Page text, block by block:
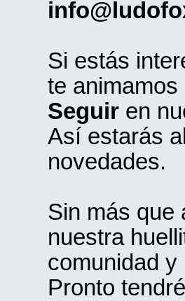
Si estás
te
Seguir en
Así estarás
novedades.
Sin más que
nuestra
comunidad y
Pronto